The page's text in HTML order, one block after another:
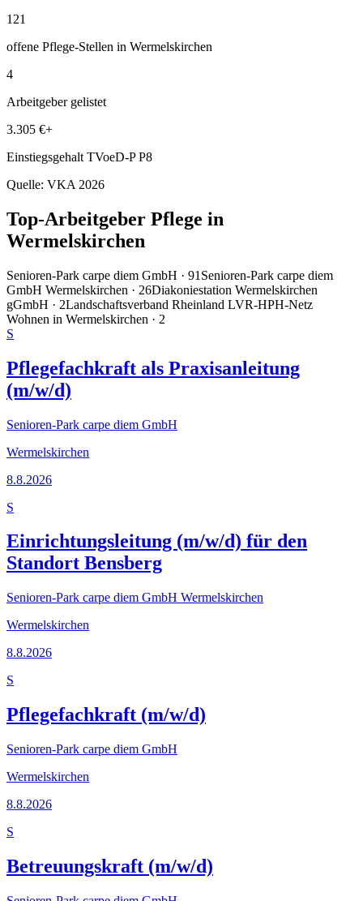
121
offene Pflege-Stellen in Wermelskirchen
4
Arbeitgeber gelistet
3.305 €+
Einstiegsgehalt TVoeD-P P8
Quelle: VKA 2026
Top-Arbeitgeber Pflege in
Wermelskirchen
Senioren-Park carpe diem GmbH · 91 Senioren-Park carpe diem
GmbH Wermelskirchen · 26Diakoniestation Wermelskirchen
gGmbH · 2Landschaftsverband Rheinland LVR-HPH-Netz
Wohnen in Wermelskirchen · 2
S
Pflegefachkraft als Praxisanleitung
(m/w/d)
Senioren-Park carpe diem GmbH
Wermelskirchen
8.8.2026
S
Einrichtungsleitung (m/w/d) für den
Standort Bensberg
Senioren-Park carpe diem GmbH Wermelskirchen
Wermelskirchen
8.8.2026
S
Pflegefachkraft (m/w/d)
Senioren-Park carpe diem GmbH
Wermelskirchen
8.8.2026
S
Betreuungskraft (m/w/d)